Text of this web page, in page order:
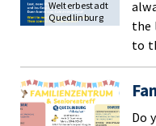
the
to
Welterbestadt
Quedlinburg
Do